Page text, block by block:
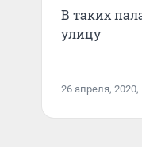
В таких
улицу
26 апреля, 2020,